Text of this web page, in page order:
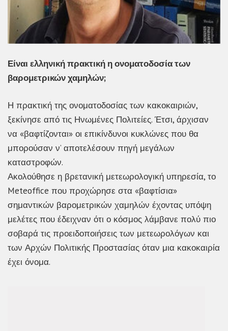
Είναι ελληνική πρακτική η ονοματοδοσία των
βαρομετρικών χαμηλών;
Η πρακτική της ονοματοδοσίας των κακοκαιριών,
ξεκίνησε από τις Ηνωμένες Πολιτείες. Έτσι, άρχισαν
να «βαφτίζονται» οι επικίνδυνοι κυκλώνες που θα
μπορούσαν ν’ αποτελέσουν πηγή μεγάλων
καταστροφών.
Ακολούθησε η βρετανική μετεωρολογική υπηρεσία, το
Meteoffice που προχώρησε στα «βαφτίσια»
σημαντικών βαρομετρικών χαμηλών έχοντας υπόψη
μελέτες που έδειχναν ότι ο κόσμος λάμβανε πολύ πιο
σοβαρά τις προειδοποιήσεις των μετεωρολόγων και
των Αρχών Πολιτικής Προστασίας όταν μια κακοκαιρία
έχει όνομα.